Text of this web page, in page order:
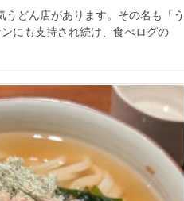
どん店があります。その名も「う
にも支持され続け、食べログの